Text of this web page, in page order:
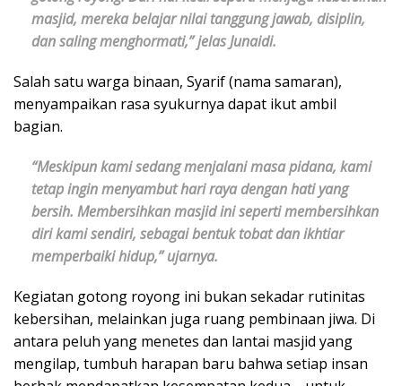
masjid, mereka belajar nilai tanggung jawab, disiplin,
dan saling menghormati,” jelas Junaidi.
Salah satu warga binaan, Syarif (nama samaran),
menyampaikan rasa syukurnya dapat ikut ambil
bagian.
“Meskipun kami sedang menjalani masa pidana, kami
tetap ingin menyambut hari raya dengan hati yang
bersih. Membersihkan masjid ini seperti membersihkan
diri kami sendiri, sebagai bentuk tobat dan ikhtiar
memperbaiki hidup,” ujarnya.
Kegiatan gotong royong ini bukan sekadar rutinitas
kebersihan, melainkan juga ruang pembinaan jiwa. Di
antara peluh yang menetes dan lantai masjid yang
mengilap, tumbuh harapan baru bahwa setiap insan